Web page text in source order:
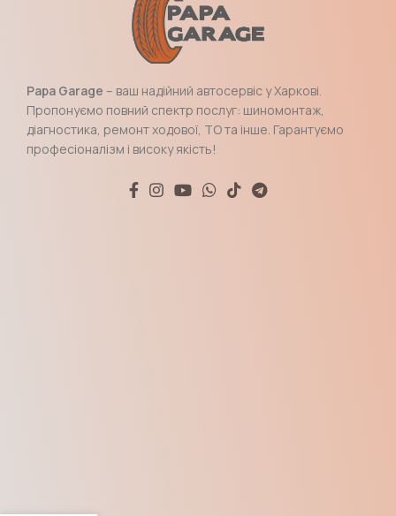
Papa Garage – ваш надійний автосервіс у Харкові.
Пропонуємо повний спектр послуг: шиномонтаж,
діагностика, ремонт ходової, ТО та інше. Гарантуємо
професіоналізм і високу якість!